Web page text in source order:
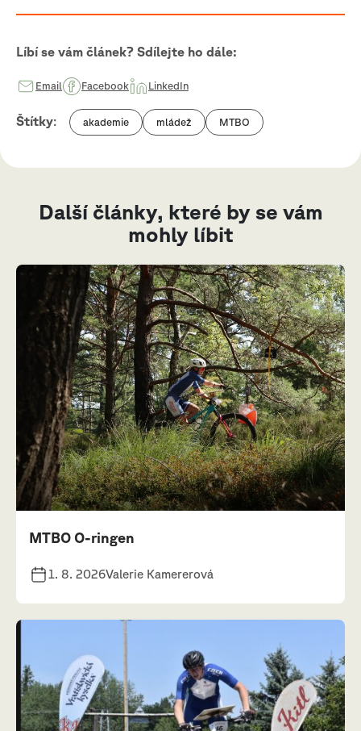
Líbí se vám článek? Sdílejte ho dále:
Email Facebook LinkedIn
Štítky: akademie mládež MTBO
Další články, které by se vám
mohly líbit
MTBO O-ringen
1. 8. 2026Valerie Kamererová